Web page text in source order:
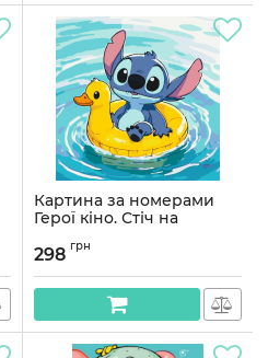
Картина за номерами
Герої кіно. Стіч на
Орігамі LW 3499
Артикул:LW3499
298 грн